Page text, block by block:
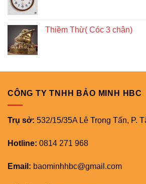
Thiềm Thừ( Cóc 3 chân)
CÔNG TY TNHH BẢO MINH HBC
Trụ sở: 532/15/35A Lê Trọng Tấn, P.
Hotline: 0814 271 968
Email: baominhhbc@gmail.com